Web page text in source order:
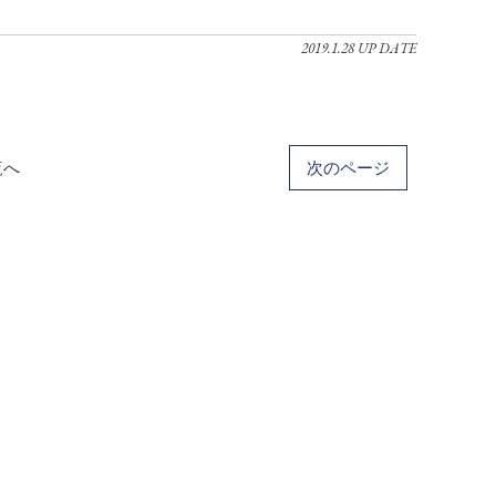
2019.1.28 UP DATE
へ 次のページ